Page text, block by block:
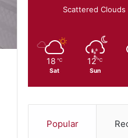
Scattered Clouds
18 ℃
Sat
12 ℃
Sun
Popular